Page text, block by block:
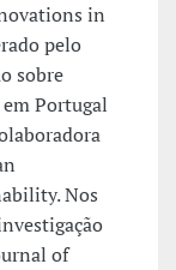
in
pelo
sobre
Portugal
Nos
of